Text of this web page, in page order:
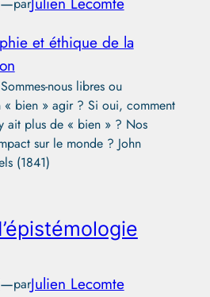
et éthique de la
nous libres ou
« bien » agir ? Si oui, comment
ait plus de « bien » ? Nos
sur le monde ? John
(1841)
—parJulien Lecomte